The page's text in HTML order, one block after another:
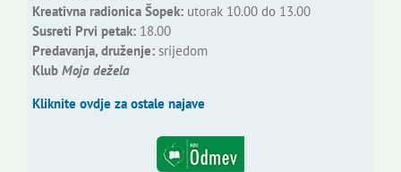
Kreativna radionica Šopek:utorak 10.00 do 13.00
Susreti Prvi petak:18.00
Predavanja, druženje:srijedom
Klub Moja dežela
Kliknite ovdje za ostale najave